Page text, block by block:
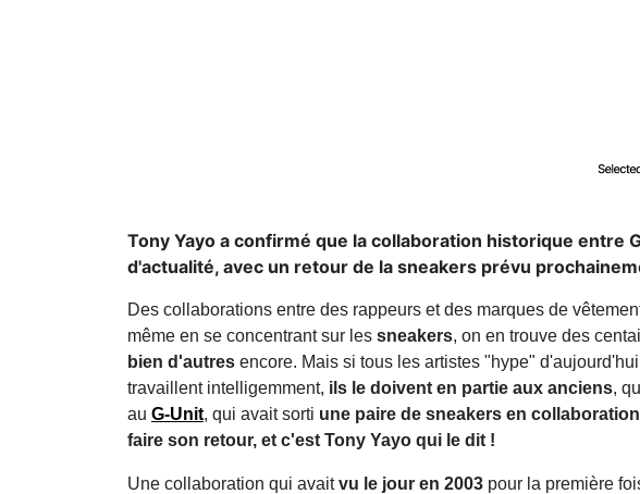
Tony Yayo a confirmé que la collaboration historique entre
d'actualité, avec un retour de la sneakers prévu
Des collaborations entre des rappeurs et des marques de
même en se concentrant sur les sneakers, on en trouve des
bien d'autres encore. Mais si tous les artistes "hype"
travaillent intelligemment, ils le doivent en partie aux anciens,
au G-Unit, qui avait sorti une paire de sneakers en
faire son retour, et c'est Tony Yayo qui le dit !
Une collaboration qui avaitvu le jour en 2003 pour la première